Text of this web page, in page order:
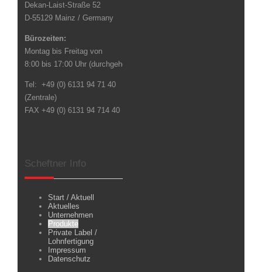
Dekan-Laist-Straße 52
D-55129 Mainz / Germany
Bürozeiten:
Montag bis Freitag von
8:00 bis 17:00 Uhr (durchgehend)
Tel: +49 (0) 6131 94 71 40
(Zentrale)
FAX +49 (0) 6131 94 714 40
Scheftner Info
Start / Aktuell
Aktuelles
Unternehmen
Produkte
Private Label /
Lohnfertigung
Impressum
Datenschutz